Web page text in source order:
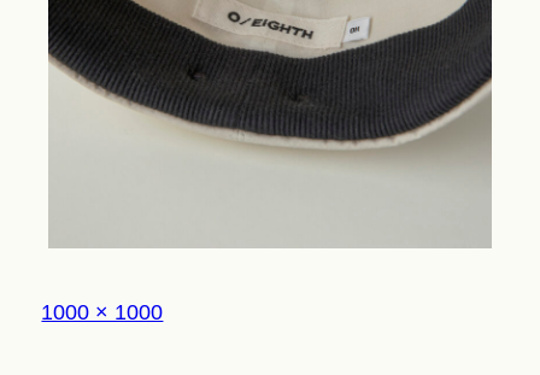
Look
Construction
フ
ル
1000 × 1000